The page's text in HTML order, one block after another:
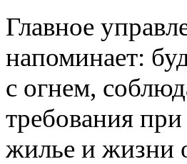
Главное
напоминает:
с огнем,
требования
жилье и жизни